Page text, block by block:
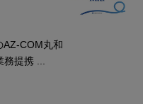
AZ-COM丸和
提携 ...